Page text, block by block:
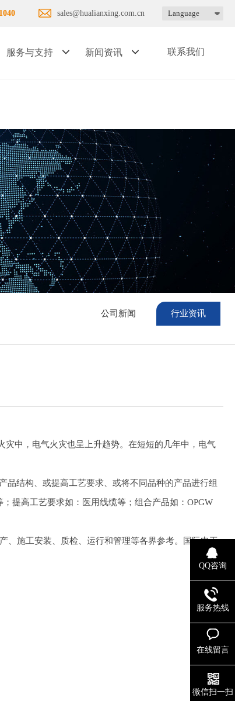
Language
sales@hualianxing.com.cn
服务与支持 新闻资讯 联系我们
公司新闻 行业资讯
中，电气火灾也呈上升趋势。在短短的几年中，电气
结构、或提高工艺要求、或将不同品种的产品进行组
提高工艺要求如：医用线缆等；组合产品如：OPGW
施工安装、质检、运行和管理等各界参考。国际电工
QQ咨询
服务热线
在线留言
微信扫一扫